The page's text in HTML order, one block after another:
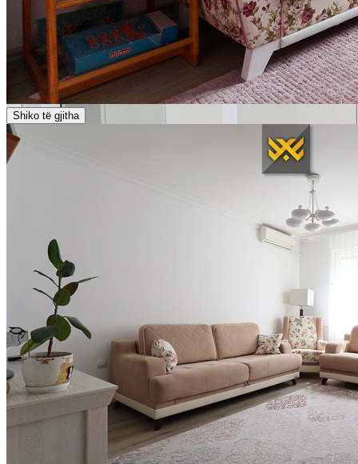
Shiko të gjitha